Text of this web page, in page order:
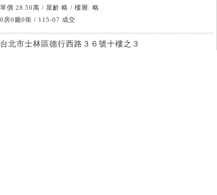
單價 28.50萬 / 屋齡 略 / 樓層: 略
0房0廳0衛 / 115-07 成交
台北市士林區德行西路３６號十樓之３